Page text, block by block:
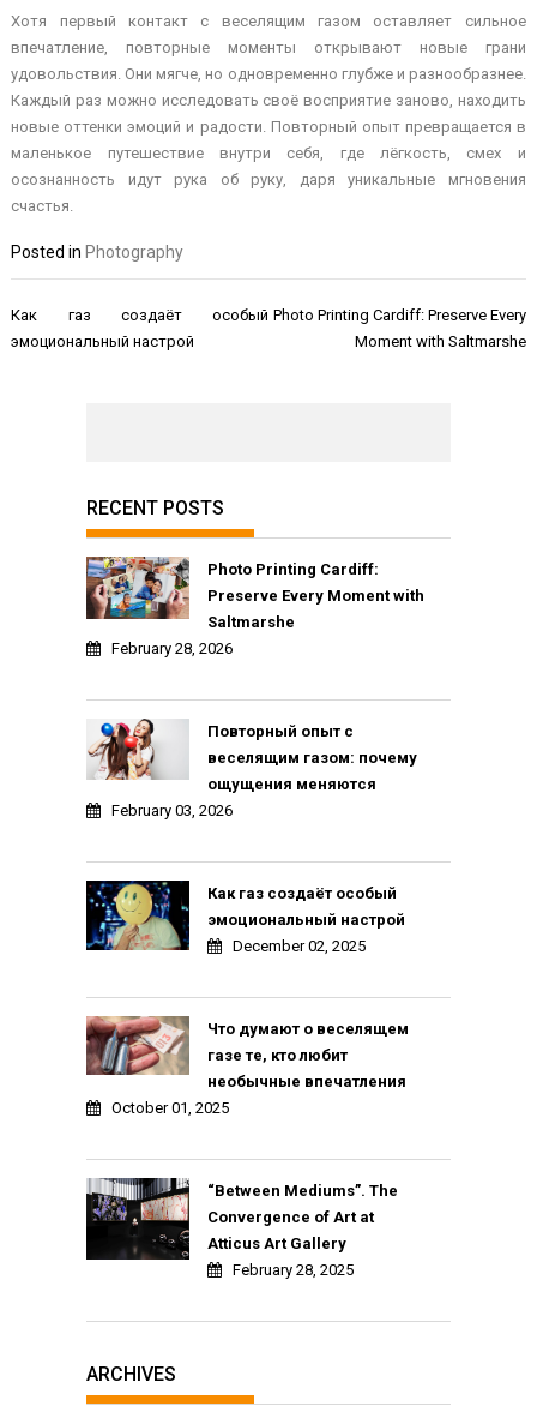
Хотя первый контакт с веселящим газом оставляет сильное
впечатление, повторные моменты открывают новые грани
удовольствия. Они мягче, но одновременно глубже и разнообразнее.
Каждый раз можно исследовать своё восприятие заново, находить
новые оттенки эмоций и радости. Повторный опыт превращается в
маленькое путешествие внутри себя, где лёгкость, смех и
осознанность идут рука об руку, даря уникальные мгновения
счастья.
Posted in Photography
Post
navigation
Как газ создаёт особый
эмоциональный настрой
Photo Printing Cardiff: Preserve Every
Moment with Saltmarshe
RECENT POSTS
Photo Printing Cardiff:
Preserve Every Moment with
Saltmarshe
February 28, 2026
Повторный опыт с
веселящим газом: почему
ощущения меняются
February 03, 2026
Как газ создаёт особый
эмоциональный настрой
December 02, 2025
Что думают о веселящем
газе те, кто любит
необычные впечатления
October 01, 2025
“Between Mediums”. The
Convergence of Art at
Atticus Art Gallery
February 28, 2025
ARCHIVES